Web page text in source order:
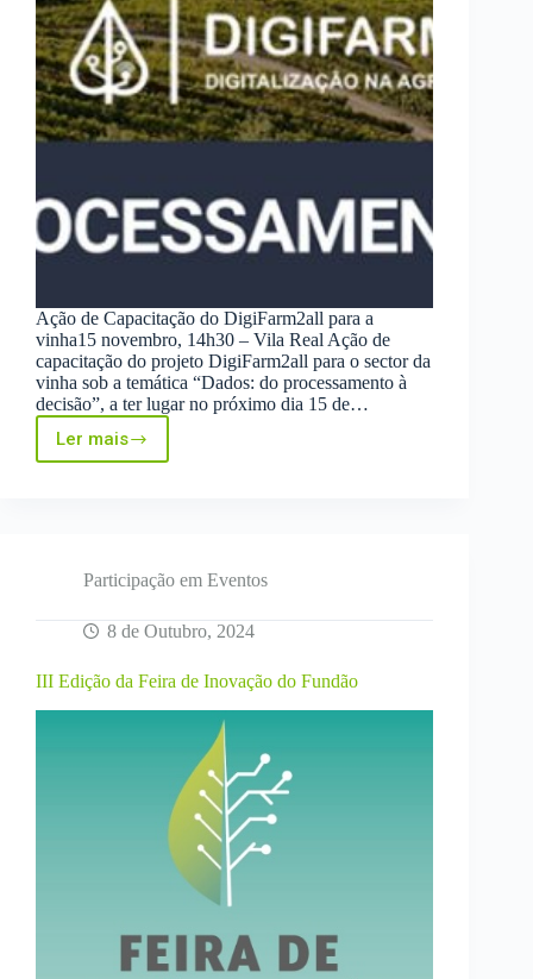
Ação de Capacitação do DigiFarm2all para a
vinha15 novembro, 14h30 – Vila Real Ação de
capacitação do projeto DigiFarm2all para o sector da
vinha sob a temática “Dados: do processamento à
decisão”, a ter lugar no próximo dia 15 de…
Ler mais
Ação
de
a
Participação em Eventos
8 de Outubro, 2024
III Edição da Feira de Inovação do Fundão